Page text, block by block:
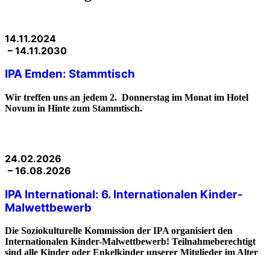
14.11.2024
– 14.11.2030
IPA Emden: Stammtisch
Wir treffen uns an jedem 2. Donnerstag im Monat im Hotel
Novum in Hinte zum Stammtisch.
24.02.2026
– 16.08.2026
IPA International: 6. Internationalen Kinder-
Malwettbewerb
Die Soziokulturelle Kommission der IPA organisiert den
Internationalen Kinder-Malwettbewerb! Teilnahmeberechtigt
sind alle Kinder oder Enkelkinder unserer Mitglieder im Alter